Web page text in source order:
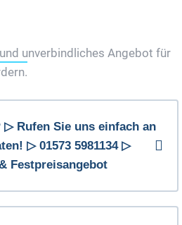
unverbindliches Angebot für
Rufen Sie uns einfach an
▷ 01573 5981134 ▷
Festpreisangebot